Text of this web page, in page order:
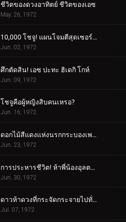
ชีวิตของดวงอาทิตย์ ชีวิตของเอซ
May. 26, 1972
10,000 โชจู! แผนโจมตีสุดเซอร์ไพรส์
Jun. 02, 1972
ศึกตัดสิน! เอซ ปะทะ ฮิเดกิ โกห์
Jun. 09, 1972
โชจูคือผู้หญิงสิบคนเหรอ?
Jun. 16, 1972
ดอกไม้สีแดงแห่งนรกกระบองเพชร
Jun. 23, 1972
การประหารชีวิต! ห้าพี่น้องอุลตร้า
Jun. 30, 1972
ดาวห้าดวงที่กระจัดกระจายไปทั่วกาแล็กซี
Jul. 07, 1972